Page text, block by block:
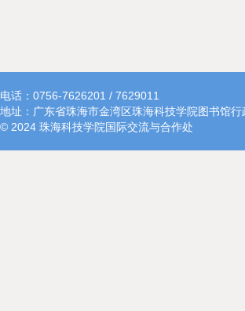
电话：0756-7626201 / 7629011
地址：广东省珠海市金湾区珠海科技学院图书馆行
© 2024 珠海科技学院国际交流与合作处